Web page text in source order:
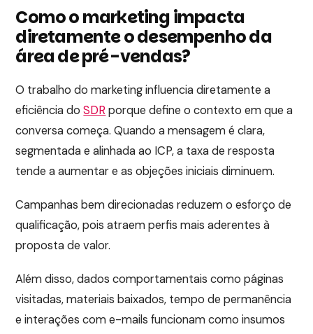
Como o marketing impacta
diretamente o desempenho da
área de pré-vendas?
O trabalho do marketing influencia diretamente a
eficiência doSDR porque define o contexto em que a
conversa começa. Quando a mensagem é clara,
segmentada e alinhada ao ICP, a taxa de resposta
tende a aumentar e as objeções iniciais diminuem.
Campanhas bem direcionadas reduzem o esforço de
qualificação, pois atraem perfis mais aderentes à
proposta de valor.
Além disso, dados comportamentais como páginas
visitadas, materiais baixados, tempo de permanência
e interações com e-mails funcionam como insumos